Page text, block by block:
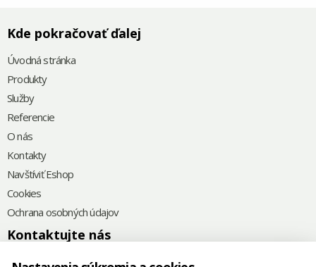
Kde pokračovať ďalej
Úvodná stránka
Produkty
Služby
Referencie
O nás
Kontakty
Navštíviť Eshop
Cookies
Ochrana osobných údajov
Kontaktujte nás
+421(0) 32/64 91329